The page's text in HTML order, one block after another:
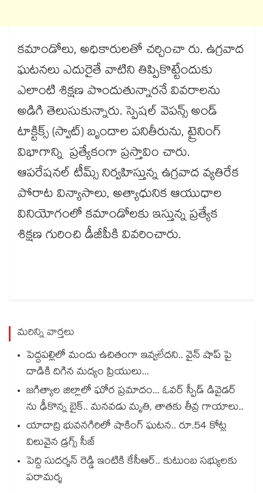
కమాండోలు, అధికారులతో చర్చించా రు. ఉగ్రవాద
ఘటనలు ఎదురైతే వాటిని తిప్పికొట్టేందుకు
ఎలాంటి శిక్షణ పొందుతున్నారనే వివరాలను
అడిగి తెలుసుకున్నారు. స్పెషల్ వెపన్స్ అండ్
టాక్టిక్స్ (స్వాట్) బృందాల పనితీరును, ట్రైనింగ్‌‌‌‌
విభాగాన్ని ప్రత్యేకంగా ప్రస్తావిం చారు.
ఆపరేషనల్ టీమ్స్ నిర్వహిస్తున్న ఉగ్రవాద వ్యతిరేక
పోరాట విన్యాసాలు, అత్యాధునిక ఆయుధాల
వినియోగంలో కమాండోలకు ఇస్తున్న ప్రత్యేక
శిక్షణ గురించి డీజీపీకి వివరించారు.
మరిన్ని వార్తలు
పెద్దపల్లిలో మందు ఉచితంగా ఇవ్వలేదని.. వైన్ షాప్ పై
దాడికి దిగిన మద్యం ప్రియులు...
జగిత్యాల జిల్లాలో ఘోర ప్రమాదం... ఓవర్ స్పీడ్ డివైడర్
ను ఢీకొన్న బైక్.. మనవడు మృతి, తాతకు తీవ్ర గాయాలు..
యాదాద్రి భువనగిరిలో షాకింగ్ ఘటన.. రూ.54 కోట్ల
విలువైన డ్రగ్స్ సీజ్
పెద్ది సుదర్శన్ రెడ్డి ఇంటికి కేసీఆర్.. కుటుంబ సభ్యులకు
పరామర్శ